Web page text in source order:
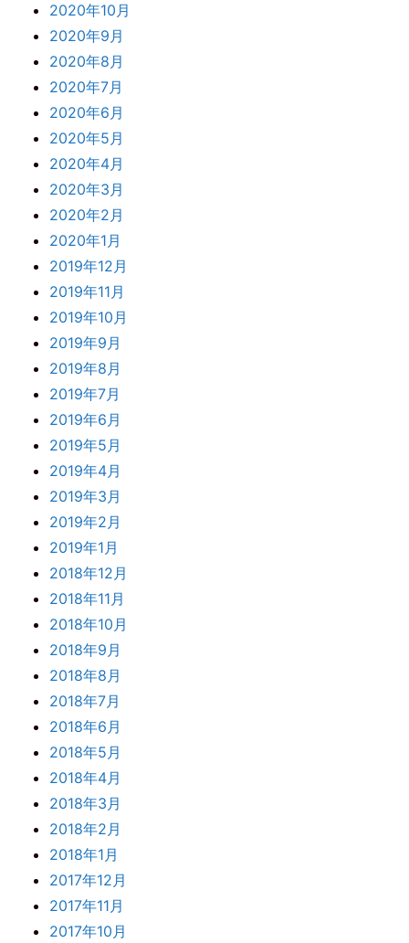
2020年10月
2020年9月
2020年8月
2020年7月
2020年6月
2020年5月
2020年4月
2020年3月
2020年2月
2020年1月
2019年12月
2019年11月
2019年10月
2019年9月
2019年8月
2019年7月
2019年6月
2019年5月
2019年4月
2019年3月
2019年2月
2019年1月
2018年12月
2018年11月
2018年10月
2018年9月
2018年8月
2018年7月
2018年6月
2018年5月
2018年4月
2018年3月
2018年2月
2018年1月
2017年12月
2017年11月
2017年10月